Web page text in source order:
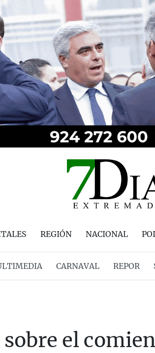
REGIÓN NACIONAL
CARNAVAL REPOR
el